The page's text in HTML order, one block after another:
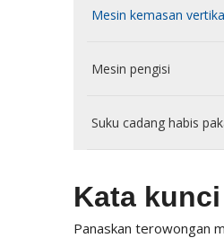
Mesin kemasan
Mesin pengisi
Suku cadang habis
Kata
Panaskan terowongan